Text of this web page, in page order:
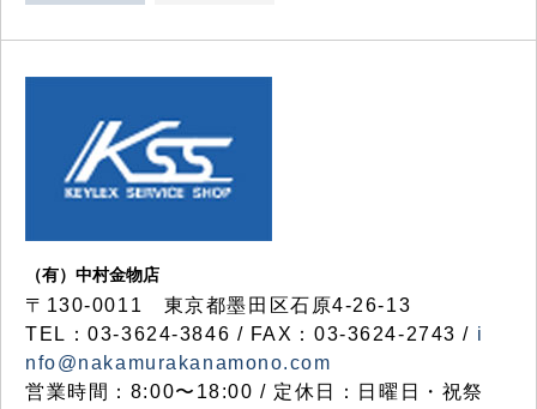
（有）中村金物店
〒130-0011 東京都墨田区石原4-26-13
TEL：03-3624-3846 / FAX：03-3624-2743 / i
nfo@nakamurakanamono.com
営業時間：8:00〜18:00 / 定休日：日曜日・祝祭